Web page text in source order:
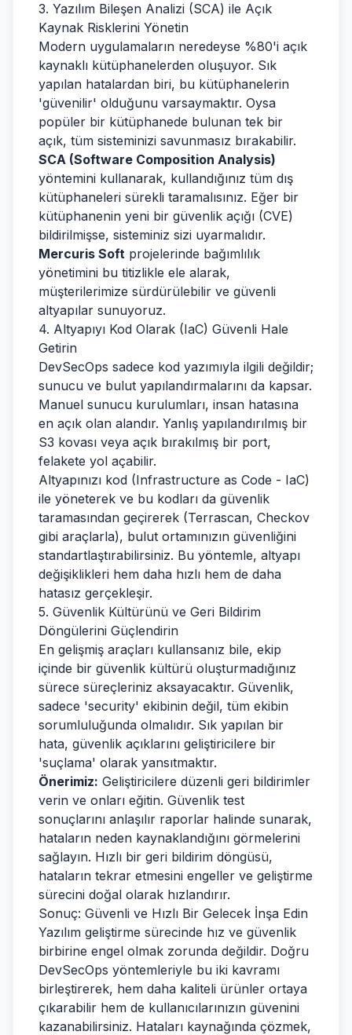
3. Yazılım Bileşen Analizi (SCA) ile Açık
Kaynak Risklerini Yönetin
Modern uygulamaların neredeyse %80'i açık
kaynaklı kütüphanelerden oluşuyor. Sık
yapılan hatalardan biri, bu kütüphanelerin
'güvenilir' olduğunu varsaymaktır. Oysa
popüler bir kütüphanede bulunan tek bir
açık, tüm sisteminizi savunmasız bırakabilir.
SCA (Software Composition Analysis)
yöntemini kullanarak, kullandığınız tüm dış
kütüphaneleri sürekli taramalısınız. Eğer bir
kütüphanenin yeni bir güvenlik açığı (CVE)
bildirilmişse, sisteminiz sizi uyarmalıdır.
Mercuris Soft projelerinde bağımlılık
yönetimini bu titizlikle ele alarak,
müşterilerimize sürdürülebilir ve güvenli
altyapılar sunuyoruz.
4. Altyapıyı Kod Olarak (IaC) Güvenli Hale
Getirin
DevSecOps sadece kod yazımıyla ilgili değildir;
sunucu ve bulut yapılandırmalarını da kapsar.
Manuel sunucu kurulumları, insan hatasına
en açık olan alandır. Yanlış yapılandırılmış bir
S3 kovası veya açık bırakılmış bir port,
felakete yol açabilir.
Altyapınızı kod (Infrastructure as Code - IaC)
ile yöneterek ve bu kodları da güvenlik
taramasından geçirerek (Terrascan, Checkov
gibi araçlarla), bulut ortamınızın güvenliğini
standartlaştırabilirsiniz. Bu yöntemle, altyapı
değişiklikleri hem daha hızlı hem de daha
hatasız gerçekleşir.
5. Güvenlik Kültürünü ve Geri Bildirim
Döngülerini Güçlendirin
En gelişmiş araçları kullansanız bile, ekip
içinde bir güvenlik kültürü oluşturmadığınız
sürece süreçleriniz aksayacaktır. Güvenlik,
sadece 'security' ekibinin değil, tüm ekibin
sorumluluğunda olmalıdır. Sık yapılan bir
hata, güvenlik açıklarını geliştiricilere bir
'suçlama' olarak yansıtmaktır.
Önerimiz: Geliştiricilere düzenli geri bildirimler
verin ve onları eğitin. Güvenlik test
sonuçlarını anlaşılır raporlar halinde sunarak,
hataların neden kaynaklandığını görmelerini
sağlayın. Hızlı bir geri bildirim döngüsü,
hataların tekrar etmesini engeller ve geliştirme
sürecini doğal olarak hızlandırır.
Sonuç: Güvenli ve Hızlı Bir Gelecek İnşa Edin
Yazılım geliştirme sürecinde hız ve güvenlik
birbirine engel olmak zorunda değildir. Doğru
DevSecOps yöntemleriyle bu iki kavramı
birleştirerek, hem daha kaliteli ürünler ortaya
çıkarabilir hem de kullanıcılarınızın güvenini
kazanabilirsiniz. Hataları kaynağında çözmek,